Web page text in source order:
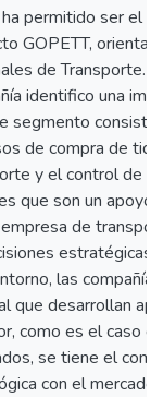
permitido ser el
GOPETT,
de Transporte.
identifico una
segmento
de compra de
y el control de
que son un apoyo
de
estratégicas
las
que desarrollan
como es el caso
se tiene el
con el